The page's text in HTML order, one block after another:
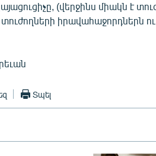
(վերջինս միակն է
իրավահաջորդներն ու
Տպել